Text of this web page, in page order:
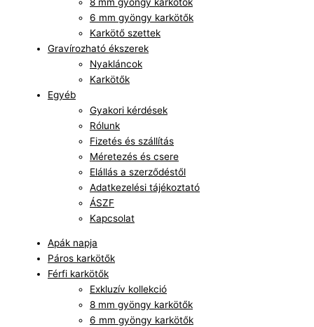
6 mm gyöngy karkötők
Karkötő szettek
Gravírozható ékszerek
Nyakláncok
Karkötők
Egyéb
Gyakori kérdések
Rólunk
Fizetés és szállítás
Méretezés és csere
Elállás a szerződéstől
Adatkezelési tájékoztató
ÁSZF
Kapcsolat
Apák napja
Páros karkötők
Férfi karkötők
Exkluzív kollekció
8 mm gyöngy karkötők
6 mm gyöngy karkötők